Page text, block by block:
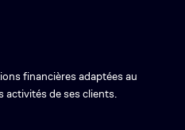
financières adaptées au
activités de ses clients.